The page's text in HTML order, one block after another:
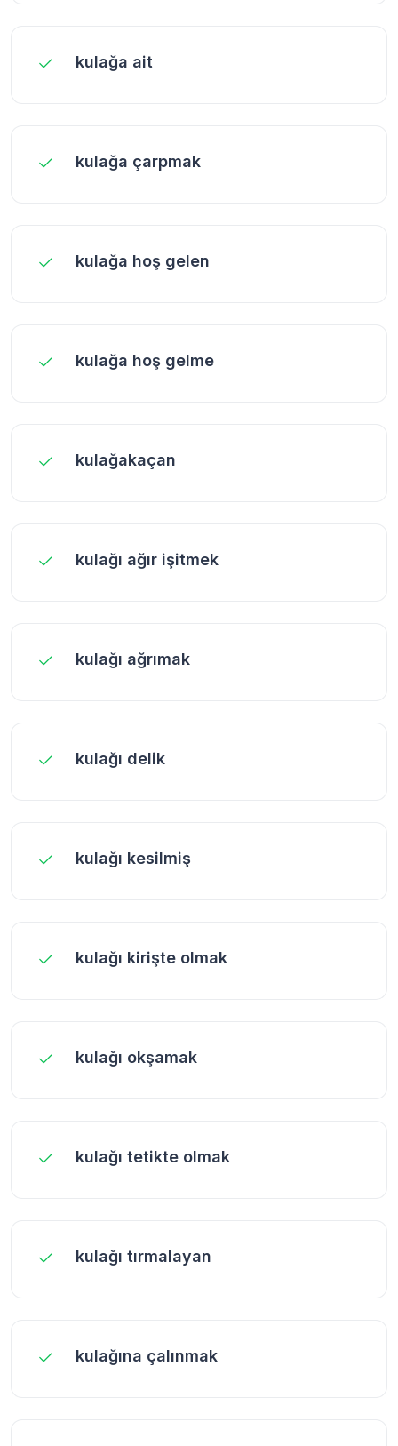
kulağa ait
kulağa çarpmak
kulağa hoş gelen
kulağa hoş gelme
kulağakaçan
kulağı ağır işitmek
kulağı ağrımak
kulağı delik
kulağı kesilmiş
kulağı kirişte olmak
kulağı okşamak
kulağı tetikte olmak
kulağı tırmalayan
kulağına çalınmak